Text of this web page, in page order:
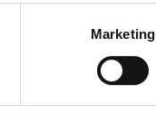
Marketing